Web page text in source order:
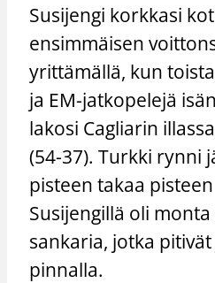
Susijengi korkkasi
ensimmäisen
yrittämällä, kun
ja EM-jatkopelejä
lakosi Cagliarin
(54-37). Turkki rynni
pisteen takaa
Susijengillä oli monta
sankaria, jotka
pinnalla.